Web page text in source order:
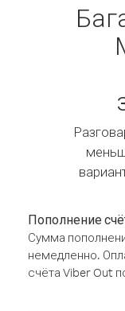
Пополнение
Сумма
немедленно.
счёта Viber Out